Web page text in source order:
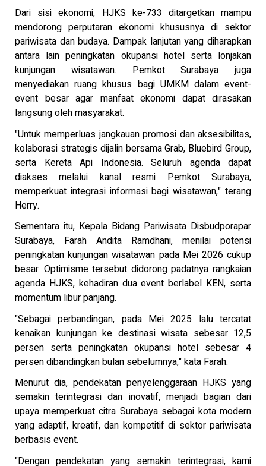
Dari sisi ekonomi, HJKS ke-733 ditargetkan mampu
mendorong perputaran ekonomi khususnya di sektor
pariwisata dan budaya. Dampak lanjutan yang diharapkan
antara lain peningkatan okupansi hotel serta lonjakan
kunjungan wisatawan. Pemkot Surabaya juga
menyediakan ruang khusus bagi UMKM dalam event-
event besar agar manfaat ekonomi dapat dirasakan
langsung oleh masyarakat.
"Untuk memperluas jangkauan promosi dan aksesibilitas,
kolaborasi strategis dijalin bersama Grab, Bluebird Group,
serta Kereta Api Indonesia. Seluruh agenda dapat
diakses melalui kanal resmi Pemkot Surabaya,
memperkuat integrasi informasi bagi wisatawan," terang
Herry.
Sementara itu, Kepala Bidang Pariwisata Disbudporapar
Surabaya, Farah Andita Ramdhani, menilai potensi
peningkatan kunjungan wisatawan pada Mei 2026 cukup
besar. Optimisme tersebut didorong padatnya rangkaian
agenda HJKS, kehadiran dua event berlabel KEN, serta
momentum libur panjang.
"Sebagai perbandingan, pada Mei 2025 lalu tercatat
kenaikan kunjungan ke destinasi wisata sebesar 12,5
persen serta peningkatan okupansi hotel sebesar 4
persen dibandingkan bulan sebelumnya," kata Farah.
Menurut dia, pendekatan penyelenggaraan HJKS yang
semakin terintegrasi dan inovatif, menjadi bagian dari
upaya memperkuat citra Surabaya sebagai kota modern
yang adaptif, kreatif, dan kompetitif di sektor pariwisata
berbasis event.
"Dengan pendekatan yang semakin terintegrasi, kami